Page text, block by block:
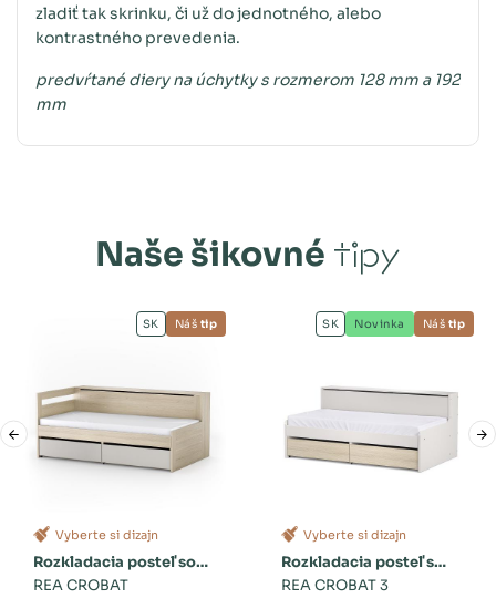
zladiť tak skrinku, či už do jednotného, alebo
kontrastného prevedenia.
predvŕtané diery na úchytky s rozmerom 128 mm a 192
mm
Naše šikovné tipy
Vyberte si dizajn
Rozkladacia posteľ so
zásuvkami
REA CROBAT
SK Náš tip
Vyberte si dizajn
Rozkladacia posteľ s
dvoma zásuvkami a
REA CROBAT 3
SK Novinka Náš tip